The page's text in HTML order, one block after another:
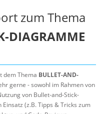
zum Thema
DIAGRAMME
dem Thema BULLET-AND-
gerne - sowohl im Rahmen von
von Bullet-and-Stick-
(z.B. Tipps & Tricks zum